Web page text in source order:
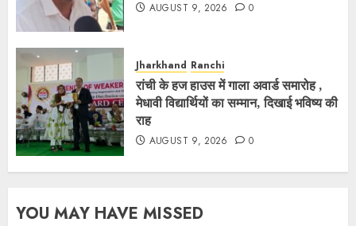
AUGUST 9, 2026 0
Jharkhand Ranchi
रांची के हज हाउस में गाला अवार्ड समारोह ,
मेधावी विद्यार्थियों का सम्मान, दिखाई भविष्य की
राह
AUGUST 9, 2026 0
YOU MAY HAVE MISSED